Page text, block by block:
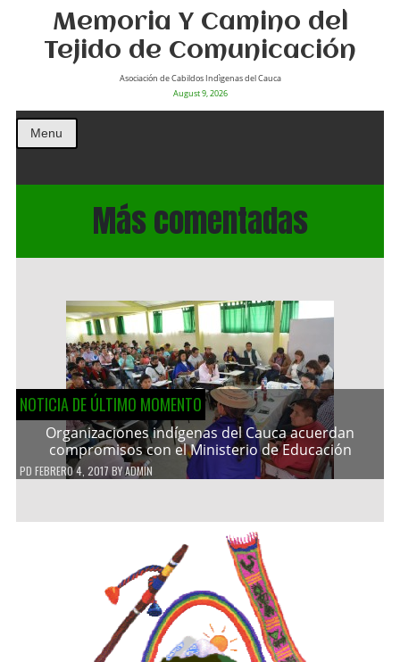
Memoria Y Camino del
Tejido de Comunicación
Asociación de Cabildos Indìgenas del Cauca
August 9, 2026
Menu
Más comentadas
NOTICIA DE ÚLTIMO MOMENTO
Organizaciones indígenas del Cauca acuerdan
compromisos con el Ministerio de Educación
PD FEBRERO 4, 2017 BYADMIN